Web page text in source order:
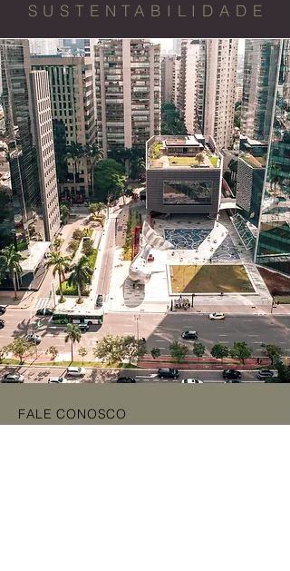
SUSTENTABILIDADE
FALE CONOSCO